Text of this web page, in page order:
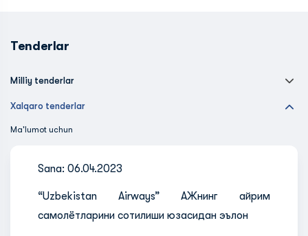
Tenderlar
Milliy tenderlar
Xalqaro tenderlar
Ma'lumot uchun
Sana: 06.04.2023
“Uzbekistan Airways” АЖнинг айрим
самолётларини сотилиши юзасидан эълон